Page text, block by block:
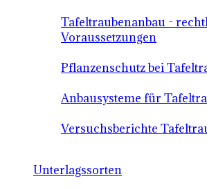
Tafeltraubenanbau -
Voraussetzungen
Pflanzenschutz bei
Anbausysteme für
Versuchsberichte
Unterlagssorten